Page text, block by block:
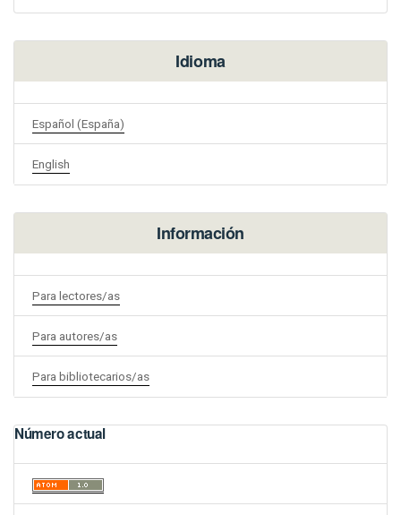
Idioma
Español (España)
English
Información
Para lectores/as
Para autores/as
Para bibliotecarios/as
Número actual